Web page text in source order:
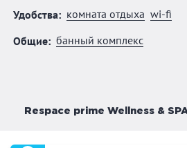
Удобства: комната отдыха wi-fi
Общие: банный комплекс
Respace prime Wellness &